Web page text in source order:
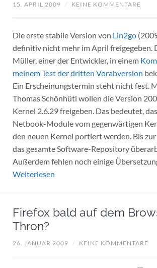
15. APRIL 2009 / KEINE KOMMENTARE
Die erste stabile Version von Lin2go
definitiv nicht mehr im April freigegeben.
Müller, einer der Entwickler, in einem
meinem Test der dritten Vorabversion
Ein Erscheinungstermin steht nicht fest.
Thomas Schönhütl wollen die Version
Kernel 2.6.29 freigeben. Das bedeutet,
Netbook-Module vom gegenwärtigen
den neuen Kernel portiert werden. Bis
das gesamte Software-Repository
Außerdem fehlen noch einige
Weiterlesen
Firefox bald auf dem
Thron?
26. JANUAR 2009 / KEINE KOMMENTARE